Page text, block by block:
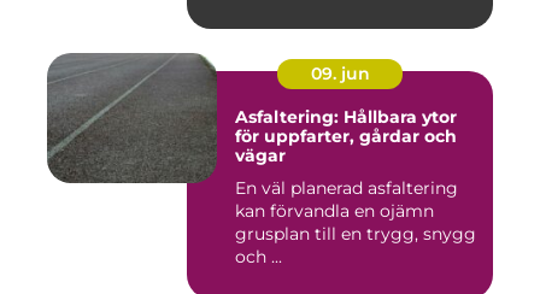
09. jun
Asfaltering: Hållbara ytor
för uppfarter, gårdar och
vägar
En väl planerad asfaltering
kan förvandla en ojämn
grusplan till en trygg, snygg
och ...